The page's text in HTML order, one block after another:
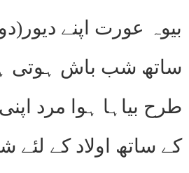
بیوہ عورت اپنے
ساتھ شب باش ہوتی
طرح بیاہا ہوا مرد
کے ساتھ اولاد کے